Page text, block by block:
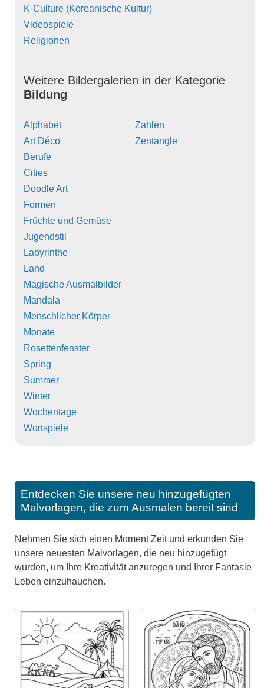
K-Culture (Koreanische Kultur)
Videospiele
Religionen
Weitere Bildergalerien in der Kategorie
Bildung
Alphabet
Art Déco
Berufe
Cities
Doodle Art
Formen
Früchte und Gemüse
Jugendstil
Labyrinthe
Land
Magische Ausmalbilder
Mandala
Menschlicher Körper
Monate
Rosettenfenster
Spring
Summer
Winter
Wochentage
Wortspiele
Zahlen
Zentangle
Entdecken Sie unsere neu hinzugefügten
Malvorlagen, die zum Ausmalen bereit sind
Nehmen Sie sich einen Moment Zeit und erkunden Sie
unsere neuesten Malvorlagen, die neu hinzugefügt
wurden, um Ihre Kreativität anzuregen und Ihrer Fantasie
Leben einzuhauchen.